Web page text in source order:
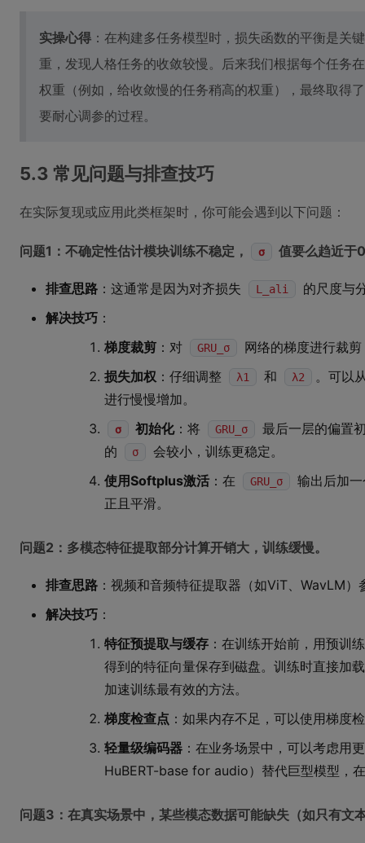
实操心得 ：在构建多任务模型时，损失函数的平衡是关
重，发现人格任务的收敛较慢。后来我们根据每个任务
权重（例如，给收敛慢的任务稍高的权重），最终取得
要耐心调参的过程。
5.3 常见问题与排查技巧
在实际复现或应用此类框架时，你可能会遇到以下问题：
问题1：不确定性估计模块训练不稳定， σ 值要么趋近于
排查思路 ：这通常是因为对齐损失 L_ali
的尺度与
解决技巧 ：
梯度裁剪 ：对 GRU_σ
网络的梯度进行裁
损失加权 ：仔细调整 λ1 和 λ2
。可以
进行慢慢增加。
σ 初始化：将 GRU_σ
最后一层的偏置
的
σ
会较小，训练更稳定。
使用Softplus激活 ：在 GRU_σ
输出后加
正且平滑。
问题2：多模态特征提取部分计算开销大，训练缓慢。
排查思路 ：视频和音频特征提取器（如ViT、WavLM
解决技巧 ：
特征预提取与缓存 ：在训练开始前，用预训
得到的特征向量保存到磁盘。训练时直接加
加速训练最有效的方法。
梯度检查点 ：如果内存不足，可以使用梯度
轻量级编码器 ：在业务场景中，可以考虑
HuBERT-base for audio）替代巨型模型，
问题3：在真实场景中，某些模态数据可能缺失（如只有文